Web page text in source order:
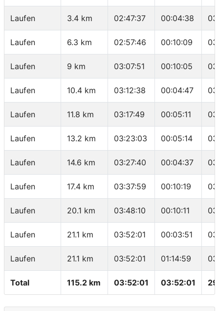
Laufen 3.4 km 02:47:37 00:04:38
Laufen 6.3 km 02:57:46 00:10:09
Laufen 9 km 03:07:51 00:10:05
Laufen 10.4 km 03:12:38 00:04:47
Laufen 11.8 km 03:17:49 00:05:11
Laufen 13.2 km 03:23:03 00:05:14
Laufen 14.6 km 03:27:40 00:04:37
Laufen 17.4 km 03:37:59 00:10:19
Laufen 20.1 km 03:48:10 00:10:11
Laufen 21.1 km 03:52:01 00:03:51
Laufen 21.1 km 03:52:01 01:14:59
Total 115.2 km 03:52:01 03:52:01